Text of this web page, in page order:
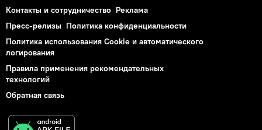
Контакты и сотрудничество Реклама
Пресс-релизы Политика конфиденциальности
Политика использования Cookie и автоматического
логирования
Правила применения рекомендательных
технологий
Обратная связь